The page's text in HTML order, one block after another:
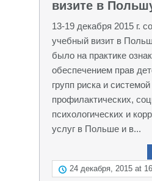
визите в
13-19 декабря 2015 г.
учебный визит в
было на практике
обеспечением прав
групп риска и
профилактических,
психологических и
услуг в Польше и в...
24 декабря, 2015 at